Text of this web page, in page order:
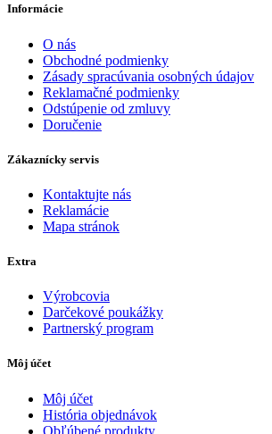
Informácie
O nás
Obchodné podmienky
Zásady spracúvania osobných údajov
Reklamačné podmienky
Odstúpenie od zmluvy
Doručenie
Zákaznícky servis
Kontaktujte nás
Reklamácie
Mapa stránok
Extra
Výrobcovia
Darčekové poukážky
Partnerský program
Môj účet
Môj účet
História objednávok
Obľúbené produkty